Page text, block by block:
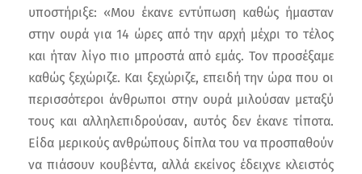
υποστήριξε: «Μου έκανε εντύπωση καθώς ήμασταν
στην ουρά για 14 ώρες από την αρχή μέχρι το τέλος
και ήταν λίγο πιο μπροστά από εμάς. Τον προσέξαμε
καθώς ξεχώριζε. Και ξεχώριζε, επειδή την ώρα που οι
περισσότεροι άνθρωποι στην ουρά μιλούσαν μεταξύ
τους και αλληλεπιδρούσαν, αυτός δεν έκανε τίποτα.
Είδα μερικούς ανθρώπους δίπλα του να προσπαθούν
να πιάσουν κουβέντα, αλλά εκείνος έδειχνε κλειστός